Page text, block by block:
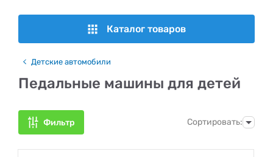
Каталог товаров
Детские автомобили
Педальные машины для детей
Фильтр Сортировать: